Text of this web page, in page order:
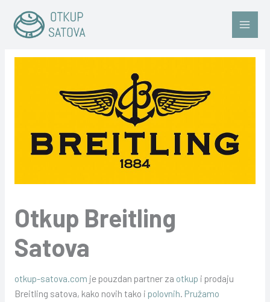
content
Otkup Breitling
Satova
otkup-satova.com je pouzdan partner za otkup i prodaju
Breitling satova, kako novih tako i polovnih. Pružamo